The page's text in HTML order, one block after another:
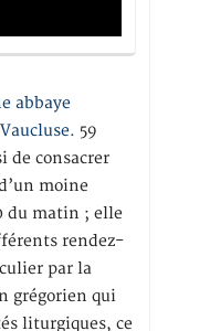
abbaye
59
de consacrer
moine
du matin ; elle
rendez-
par la
grégorien qui
liturgiques, ce